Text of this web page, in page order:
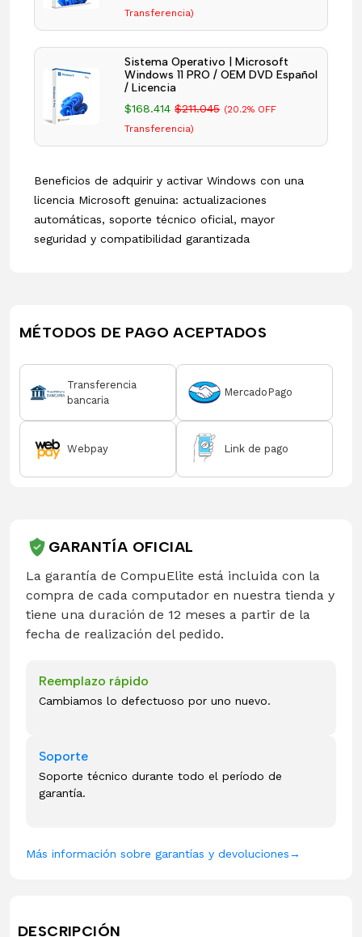
Transferencia)
Sistema Operativo | Microsoft
Windows 11 PRO / OEM DVD Español
/ Licencia
$168.414 $211.045 (20.2% OFF
Transferencia)
Beneficios de adquirir y activar Windows con una
licencia Microsoft genuina: actualizaciones
automáticas, soporte técnico oficial, mayor
seguridad y compatibilidad garantizada
MÉTODOS DE PAGO ACEPTADOS
Transferencia
bancaria
MercadoPago
Webpay Link de pago
GARANTÍA OFICIAL
La garantía de CompuElite está incluida con la
compra de cada computador en nuestra tienda y
tiene una duración de 12 meses a partir de la
fecha de realización del pedido.
Reemplazo rápido
Cambiamos lo defectuoso por uno nuevo.
Soporte
Soporte técnico durante todo el período de
garantía.
Más información sobre garantías y devoluciones→
DESCRIPCIÓN